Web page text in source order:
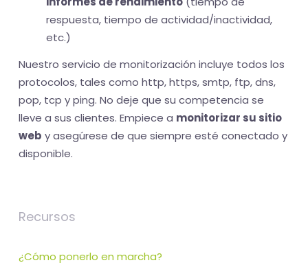
respuesta, tiempo de actividad/inactividad,
etc.)
Nuestro servicio de monitorización incluye todos los
protocolos, tales como http, https, smtp, ftp, dns,
pop, tcp y ping. No deje que su competencia se
lleve a sus clientes. Empiece a monitorizar su sitio
web y asegúrese de que siempre esté conectado y
disponible.
Recursos
¿Cómo ponerlo en marcha?